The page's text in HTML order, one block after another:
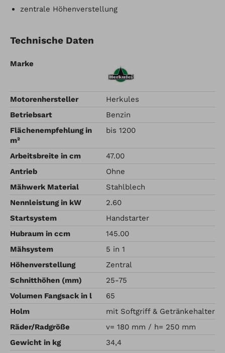
zentrale Höhenverstellung
Technische Daten
Marke
Motorenhersteller
Herkules
Betriebsart
Benzin
Flächenempfehlung in
m²
bis 1200
Arbeitsbreite in cm
47.00
Antrieb
Ohne
Mähwerk Material
Stahlblech
Nennleistung in kW
2.60
Startsystem
Handstarter
Hubraum in ccm
145.00
Mähsystem
5 in 1
Höhenverstellung
Zentral
Schnitthöhen (mm)
25-75
Volumen Fangsack in l
65
Holm
mit Softgriff & Getränkehalter
Räder/Radgröße
v= 180 mm / h= 250 mm
Gewicht in kg
34,4